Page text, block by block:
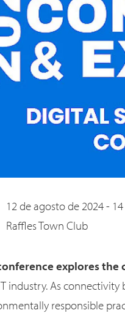
12 de agosto de 2024 -
Raffles Town Club
explores
industry. As
responsible